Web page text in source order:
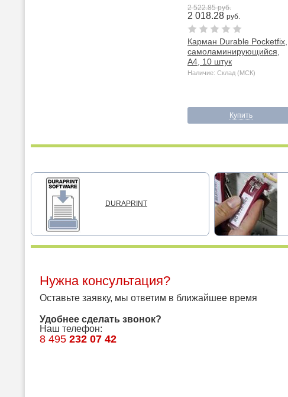
2 522.85 руб.
2 018.28 руб.
Карман Durable Pocketfix,
самоламинирующийся,
A4, 10 штук
Наличие: Склад (МСК)
Купить
DURAPRINT
Нужна консультация?
Оставьте заявку, мы ответим в ближайшее время
Удобнее сделать звонок?
Наш телефон:
8 495 232 07 42